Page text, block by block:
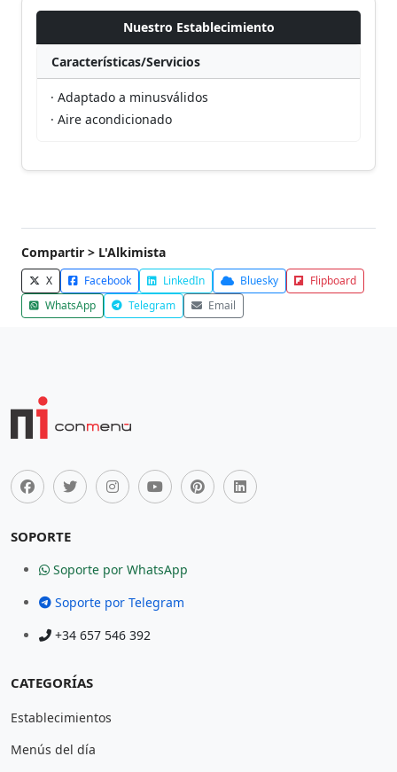
Nuestro Establecimiento
Características/Servicios
· Adaptado a minusválidos
· Aire acondicionado
Compartir > L'Alkimista
X Facebook LinkedIn Bluesky
Flipboard
WhatsApp
Telegram Email
SOPORTE
Soporte por WhatsApp
Soporte por Telegram
+34 657 546 392
CATEGORÍAS
Establecimientos
Menús del día